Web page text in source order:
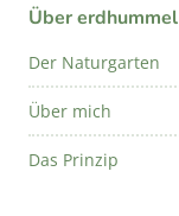
Über erdhummel
Der Naturgarten
Über mich
Das Prinzip